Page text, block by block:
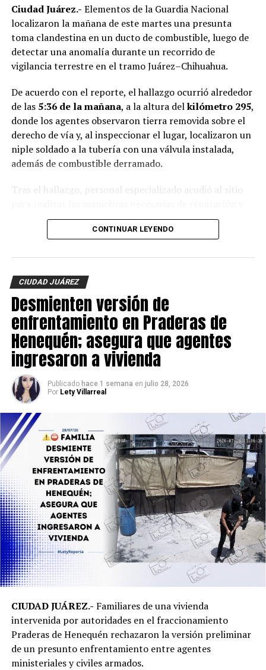
Ciudad Juárez.- Elementos de la Guardia Nacional
localizaron la mañana de este martes una presunta
toma clandestina en un ducto de combustible, luego de
detectar una anomalía durante un recorrido de
vigilancia terrestre en el tramo Juárez–Chihuahua.
De acuerdo con el reporte, el hallazgo ocurrió alrededor
de las 5:36 de la mañana, a la altura delkilómetro 295,
donde los agentes observaron tierra removida sobre el
derecho de vía y, al inspeccionar el lugar, localizaron un
niple soldado a la tubería con una válvula instalada,
además de combustible derramado.
Tras el hallazgo, personal especializado acudió al sitio
control de la fuga, mientras elementos de laGuardia
Ejército Mexicanoy otras autoridades
garantizar la seguridad durante los trabajos.
Hasta el momento
y las autoridades federales mantienen las
investigaciones para identificar a los responsables de la
instalación ilegal.
CONTINUAR LEYENDO
CIUDAD JUÁREZ
Desmienten versión de
enfrentamiento en Praderas de
Henequén; asegura que agentes
ingresaron a vivienda
Publicado hace 1 semana en julio 28, 2026
Por Lety Villarreal
CIUDAD JUÁREZ.- Familiares de una vivienda
intervenida por autoridades en el fraccionamiento
Praderas de Henequén rechazaron la versión preliminar
de un presunto enfrentamiento entre agentes
ministeriales y civiles armados.